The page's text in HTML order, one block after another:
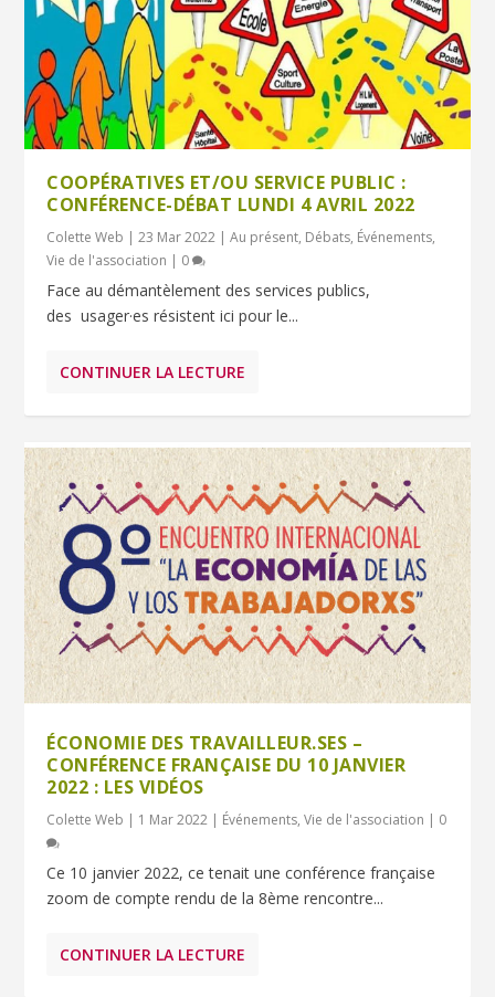
COOPÉRATIVES ET/OU SERVICE PUBLIC :
CONFÉRENCE-DÉBAT LUNDI 4 AVRIL 2022
Colette Web |23 Mar 2022 |Au présent, Débats, Événements,
Vie de l'association | 0
Face au démantèlement des services publics,
des usager·es résistent ici pour le...
CONTINUER LA LECTURE
ÉCONOMIE DES TRAVAILLEUR.SES –
CONFÉRENCE FRANÇAISE DU 10 JANVIER
2022 : LES VIDÉOS
Colette Web | 1 Mar 2022 | Événements,Vie de l'association | 0
Ce 10 janvier 2022, ce tenait une conférence française
zoom de compte rendu de la 8ème rencontre...
CONTINUER LA LECTURE